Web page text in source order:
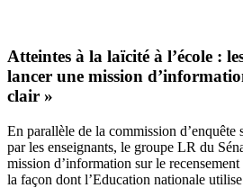
Atteintes à la laïcité à l’école :
lancer une mission
clair »
En parallèle de la commission d’enquête
par les enseignants, le groupe LR du
mission d’information sur le
la façon dont l’Education nationale